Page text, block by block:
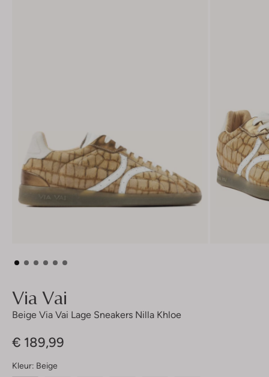
Via Vai
Beige Via Vai Lage Sneakers Nilla Khloe
€ 189,99
Kleur: Beige